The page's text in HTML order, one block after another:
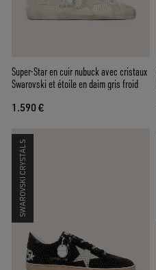
Super-Star en cuir nubuck avec cristaux
Swarovski et étoile en daim gris froid
1.590 €
SWAROVSKI CRYSTALS